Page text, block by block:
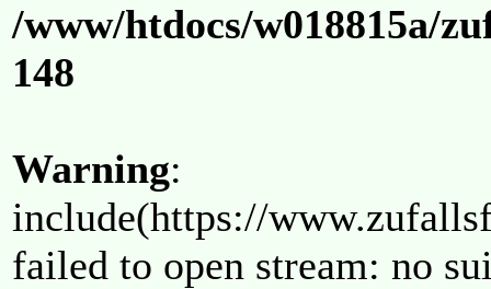
/www/htdocs/w018815a/
148
Warning:
include(https://
failed to open stream: no